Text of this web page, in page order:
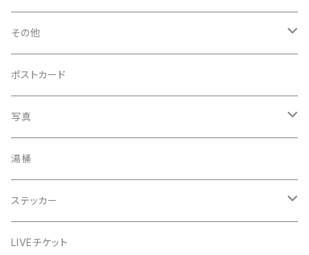
菅沼温泉ハンカチタオル
手ぬぐい
その他
コースター
うちわ
きんちゃく
マッチ
くつ下
ポストカード
写真
24節気少年
芒種風景
夏至風景
生写真
プロマイド（マルベル堂）
湯桶
ステッカー
24節気少年
LIVEチケット